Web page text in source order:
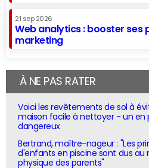
21 sep 2026
Web analytics : booster ses
marketing
À NE PAS RATER
Voici les revêtements de sol à
maison facile à nettoyer - un en
dangereux
Bertrand, maître-nageur : "Les
d'enfants en piscine sont dus
physique des parents"